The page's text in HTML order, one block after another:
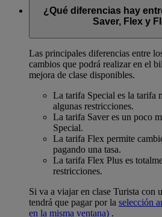
¿Qué diferencias hay
Saver, Flex y
Las principales diferencias entre
cambios que podrá realizar en el
mejora de clase disponibles.
La tarifa Special es la tarifa
algunas restricciones.
La tarifa Saver es un poco
Special.
La tarifa Flex permite
pagando una tasa.
La tarifa Flex Plus es
restricciones.
Si va a viajar en clase Turista con
tendrá que pagar por la selección
en la misma ventana) .